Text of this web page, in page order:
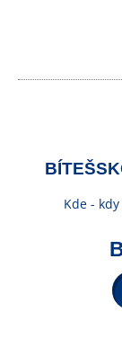
Kde -